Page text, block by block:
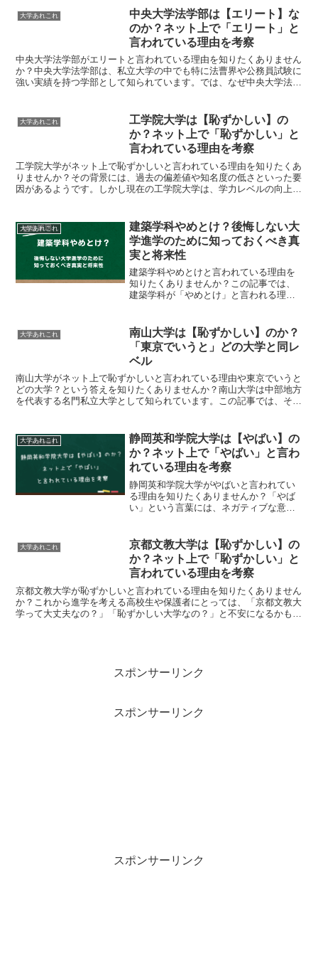
大学あれこれ
中央大学法学部は【エリート】な
のか？ネット上で「エリート」と
言われている理由を考察
中央大学法学部がエリートと言われている理由を知りたくありません
か？中央大学法学部は、私立大学の中でも特に法曹界や公務員試験に
強い実績を持つ学部として知られています。では、なぜ中央大学法学
大学あれこれ
工学院大学は【恥ずかしい】の
か？ネット上で「恥ずかしい」と
言われている理由を考察
工学院大学がネット上で恥ずかしいと言われている理由を知りたくあ
りませんか？その背景には、過去の偏差値や知名度の低さといった要
因があるようです。しかし現在の工学院大学は、学力レベルの向上や
掘りし、その現状と魅力を解説します。
大学あれこれ
建築学科やめとけ？後悔しない大
学進学のために知っておくべき真
実と将来性
建築学科やめとけと言われている理由を
知りたくありませんか？この記事では、
建築学科が「やめとけ」と言われる理由
来性、建築が学べる有名大学までを徹底
解説。進学して後悔しないための判断材
料にしてください。
大学あれこれ
南山大学は【恥ずかしい】のか？
「東京でいうと」どの大学と同レ
ベル
南山大学がネット上で恥ずかしいと言われている理由や東京でいうと
どの大学？という答えを知りたくありませんか？南山大学は中部地方
を代表する名門私立大学として知られています。この記事では、その
課題について解説します。
大学あれこれ
静岡英和学院大学は【やばい】の
か？ネット上で「やばい」と言わ
れている理由を考察
静岡英和学院大学がやばいと言われてい
る理由を知りたくありませんか？「やば
い」という言葉には、ネガティブな意味
院大学について、なぜ「やばい」と言わ
れているのかを分析し、ネットの噂の真
偽や実態を考察していきます。
大学あれこれ
京都文教大学は【恥ずかしい】の
か？ネット上で「恥ずかしい」と
言われている理由を考察
京都文教大学が恥ずかしいと言われている理由を知りたくありません
か？これから進学を考える高校生や保護者にとっては、「京都文教大
学って大丈夫なの？」「恥ずかしい大学なの？」と不安になるかもし
スポンサーリンク
スポンサーリンク
スポンサーリンク